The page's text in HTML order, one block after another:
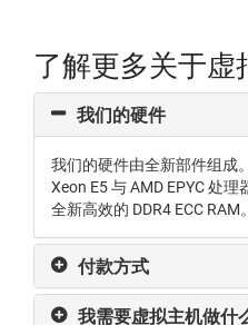
了解更多关于虚
我们的硬件
我们的硬件由全新部件组成
Xeon E5 与 AMD EPYC 处
全新高效的 DDR4 ECC RAM。
付款方式
我需要虚拟主机做什